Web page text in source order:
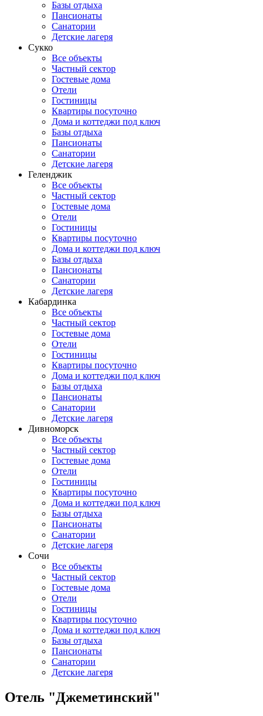
Базы отдыха
Пансионаты
Санатории
Детские лагеря
Сукко
Все объекты
Частный сектор
Гостевые дома
Отели
Гостиницы
Квартиры посуточно
Дома и коттеджи под ключ
Базы отдыха
Пансионаты
Санатории
Детские лагеря
Геленджик
Все объекты
Частный сектор
Гостевые дома
Отели
Гостиницы
Квартиры посуточно
Дома и коттеджи под ключ
Базы отдыха
Пансионаты
Санатории
Детские лагеря
Кабардинка
Все объекты
Частный сектор
Гостевые дома
Отели
Гостиницы
Квартиры посуточно
Дома и коттеджи под ключ
Базы отдыха
Пансионаты
Санатории
Детские лагеря
Дивноморск
Все объекты
Частный сектор
Гостевые дома
Отели
Гостиницы
Квартиры посуточно
Дома и коттеджи под ключ
Базы отдыха
Пансионаты
Санатории
Детские лагеря
Сочи
Все объекты
Частный сектор
Гостевые дома
Отели
Гостиницы
Квартиры посуточно
Дома и коттеджи под ключ
Базы отдыха
Пансионаты
Санатории
Детские лагеря
Отель "Джеметинский"